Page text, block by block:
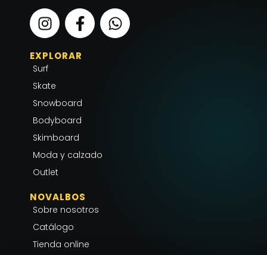
I
n
s
t
a
g
r
a
m
F
a
c
e
o
k
f
W
h
a
EXPLORAR
Surf
Skate
Snowboard
Bodyboard
Skimboard
Moda y calzado
Outlet
NOVALBOS
Sobre nosotros
Catálogo
Tienda online